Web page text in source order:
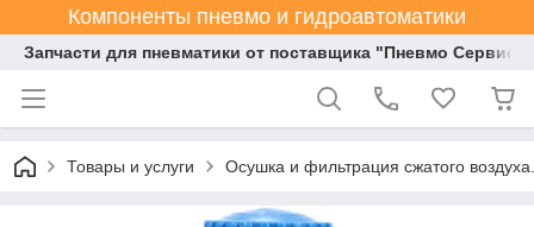
Компоненты пневмо и гидроавтоматики
Запчасти для пневматики от поставщика "Пневмо Сервис
Товары и услуги Осушка и фильтрация сжатого